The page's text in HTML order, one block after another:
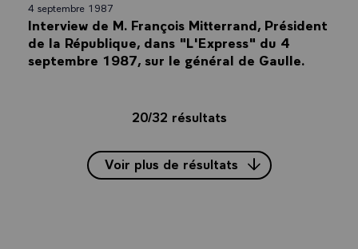
4 septembre 1987
Interview de M. François Mitterrand, Président
de la République, dans "L'Express" du 4
septembre 1987, sur le général de Gaulle.
20/32 résultats
Voir plus de résultats